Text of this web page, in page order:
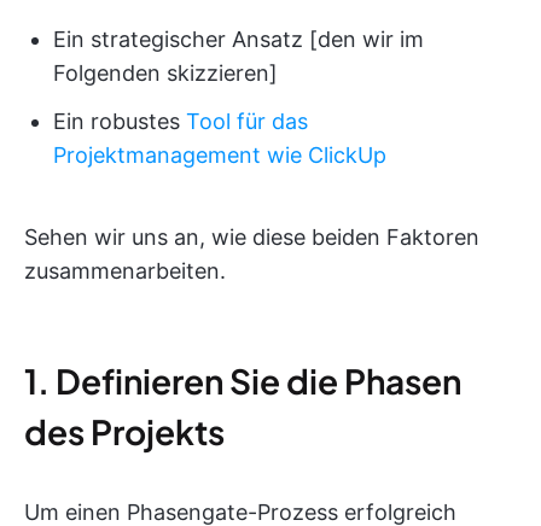
Ein strategischer Ansatz [den wir im
Folgenden skizzieren]
Ein robustes Tool für das
Projektmanagement wie ClickUp
Sehen wir uns an, wie diese beiden Faktoren
zusammenarbeiten.
1. Definieren Sie die Phasen
des Projekts
Um einen Phasengate-Prozess erfolgreich